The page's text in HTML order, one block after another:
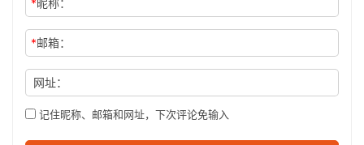
*邮箱：
网址：
记住昵称、邮箱和网址，下次评论免输入